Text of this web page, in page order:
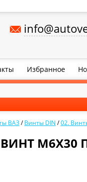
Избранное
ВАЗ/Винты DIN /02.
М6Х30